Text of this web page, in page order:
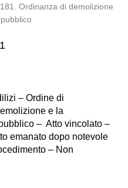
Ordinanza di demolizione
– Ordine di
e la
– Atto vincolato –
emanato dopo notevole
– Non